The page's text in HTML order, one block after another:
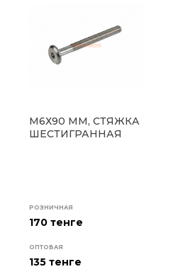
М6Х90 ММ, СТЯЖКА
ШЕСТИГРАННАЯ
РОЗНИЧНАЯ
170 тенге
ОПТОВАЯ
135 тенге